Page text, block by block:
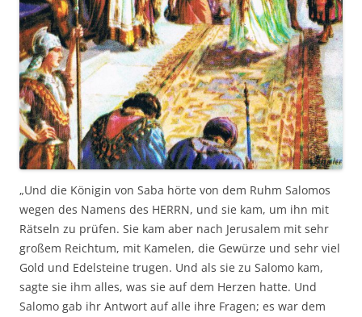
„Und die Königin von Saba hörte von dem Ruhm Salomos
wegen des Namens des HERRN, und sie kam, um ihn mit
Rätseln zu prüfen. Sie kam aber nach Jerusalem mit sehr
großem Reichtum, mit Kamelen, die Gewürze und sehr viel
Gold und Edelsteine trugen. Und als sie zu Salomo kam,
sagte sie ihm alles, was sie auf dem Herzen hatte. Und
Salomo gab ihr Antwort auf alle ihre Fragen; es war dem